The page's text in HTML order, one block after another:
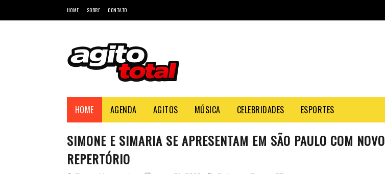
HOME SOBRE CONTATO
HOME AGENDA AGITOS MÚSICA CELEBRIDADES ESPORTES
SIMONE E SIMARIA SE APRESENTAM EM SÃO PAULO COM NOVO
REPERTÓRIO